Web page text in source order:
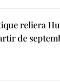
reliera
de